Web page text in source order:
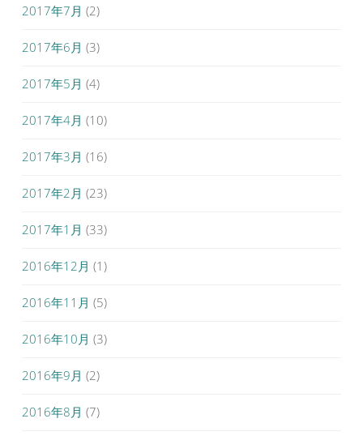
2017年7月 (2)
2017年6月 (3)
2017年5月 (4)
2017年4月 (10)
2017年3月 (16)
2017年2月 (23)
2017年1月 (33)
2016年12月 (1)
2016年11月 (5)
2016年10月 (3)
2016年9月 (2)
2016年8月 (7)